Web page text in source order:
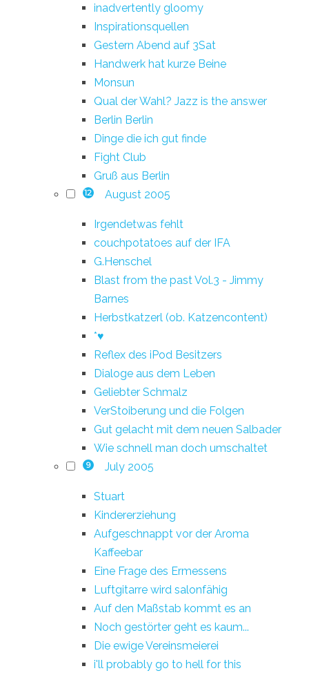
inadvertently gloomy
Inspirationsquellen
Gestern Abend auf 3Sat
Handwerk hat kurze Beine
Monsun
Qual der Wahl? Jazz is the answer
Berlin Berlin
Dinge die ich gut finde
Fight Club
Gruß aus Berlin
12 August 2005
Irgendetwas fehlt
couchpotatoes auf der IFA
G.Henschel
Blast from the past Vol.3 - Jimmy
Barnes
Herbstkatzerl (ob. Katzencontent)
*♥
Reflex des iPod Besitzers
Dialoge aus dem Leben
Geliebter Schmalz
VerStoiberung und die Folgen
Gut gelacht mit dem neuen Salbader
Wie schnell man doch umschaltet
9 July 2005
Stuart
Kindererziehung
Aufgeschnappt vor der Aroma
Kaffeebar
Eine Frage des Ermessens
Luftgitarre wird salonfähig
Auf den Maßstab kommt es an
Noch gestörter geht es kaum...
Die ewige Vereinsmeierei
i'll probably go to hell for this